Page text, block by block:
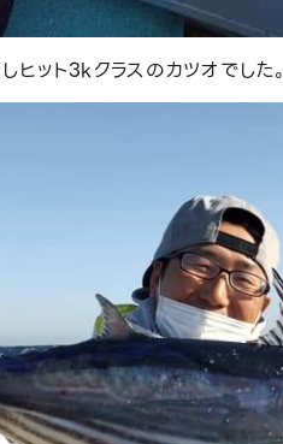
ヒット3kクラスのカツオでした。